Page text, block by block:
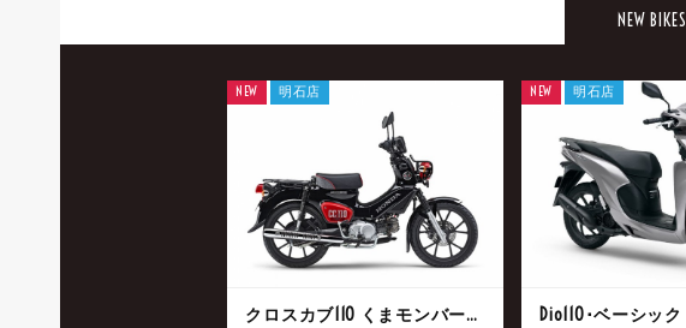
NEW BIKES
クロスカブ110 くまモンバージョン
NEW 明石店
Dio110･ベーシック
NEW 明石店